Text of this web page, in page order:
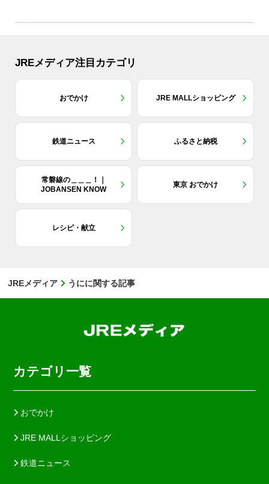
JREメディア注目カテゴリ
おでかけ JRE MALLショッピング
鉄道ニュース ふるさと納税
常磐線の＿＿＿！｜
JOBANSEN KNOW
東京 おでかけ
レシピ・献立
JREメディア うにに関する記事
カテゴリ一覧
おでかけ
JRE MALLショッピング
鉄道ニュース